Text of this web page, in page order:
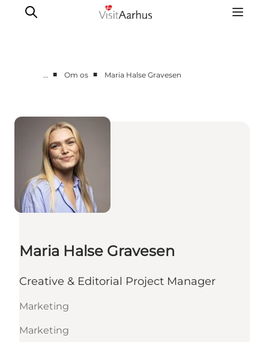
Analyser & tal
Projekter
Partnersamarbejde
Frivillig ReThinker
Presse
Om os
… ■ Om os ■ Maria Halse Gravesen
Maria Halse Gravesen
Creative & Editorial Project Manager
Marketing
Marketing